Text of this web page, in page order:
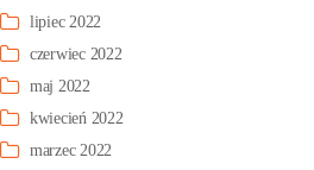
lipiec 2022
czerwiec 2022
maj 2022
kwiecień 2022
marzec 2022